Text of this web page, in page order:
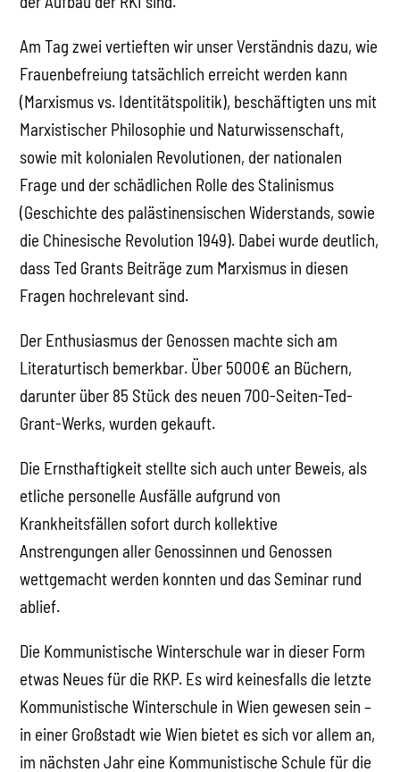
Am Tag zwei vertieften wir unser Verständnis dazu, wie
Frauenbefreiung tatsächlich erreicht werden kann
(Marxismus vs. Identitätspolitik), beschäftigten uns mit
Marxistischer Philosophie und Naturwissenschaft,
sowie mit kolonialen Revolutionen, der nationalen
Frage und der schädlichen Rolle des Stalinismus
(Geschichte des palästinensischen Widerstands, sowie
die Chinesische Revolution 1949). Dabei wurde deutlich,
dass Ted Grants Beiträge zum Marxismus in diesen
Fragen hochrelevant sind.
Der Enthusiasmus der Genossen machte sich am
Literaturtisch bemerkbar. Über 5000€ an Büchern,
darunter über 85 Stück des neuen 700-Seiten-Ted-
Grant-Werks, wurden gekauft.
Die Ernsthaftigkeit stellte sich auch unter Beweis, als
etliche personelle Ausfälle aufgrund von
Krankheitsfällen sofort durch kollektive
Anstrengungen aller Genossinnen und Genossen
wettgemacht werden konnten und das Seminar rund
ablief.
Die Kommunistische Winterschule war in dieser Form
etwas Neues für die RKP. Es wird keinesfalls die letzte
Kommunistische Winterschule in Wien gewesen sein –
in einer Großstadt wie Wien bietet es sich vor allem an,
im nächsten Jahr eine Kommunistische Schule für die